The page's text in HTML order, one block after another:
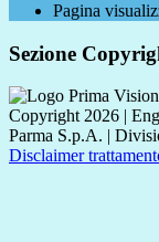
Pagina
Sezione
Copyright 2026 |
Parma S.p.A. |
Disclaimer